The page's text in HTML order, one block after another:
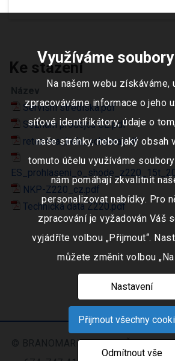
Ke stažení
Název
Servisni strediska.pdf
Seznam prodejcu CZ.pdf
retezova_kola_schema.pdf
NKP-Z220_cz.pdf
Technická data Z220.pdf
© BRANOMARKET s.r.o., IČO: 253
Využíváme
Na našem webu získáváme,
zpracováváme informace o jeho
síťové identifikátory, údaje o
naše stránky, nebo jaký obsah
tomuto účelu využíváme
nám pomáhají zkvalitnit
personalizovat nabídky. Pro
zpracování je vyžadován Váš
vyjádříte volbou „Přijmout“.
můžete změnit volbou
Nastavení
Přijmout všechny
Odmítnout vše